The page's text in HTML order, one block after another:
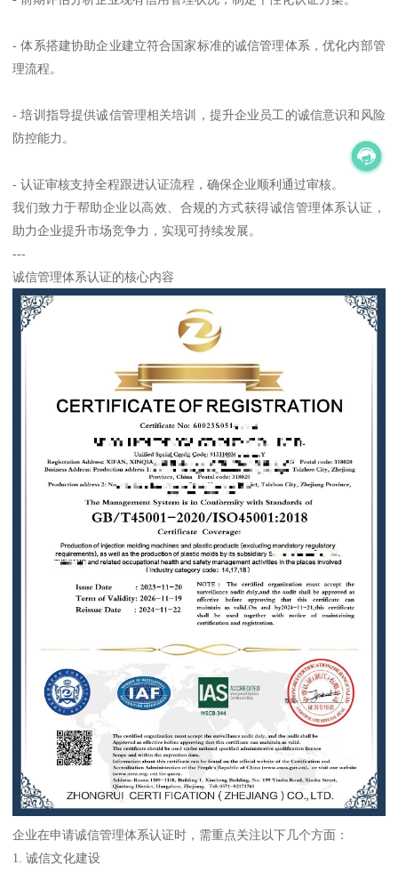
- 体系搭建协助企业建立符合国家标准的诚信管理体系，优化内部管
理流程。
- 培训指导提供诚信管理相关培训，提升企业员工的诚信意识和风险
防控能力。
- 认证审核支持全程跟进认证流程，确保企业顺利通过审核。
我们致力于帮助企业以高效、合规的方式获得诚信管理体系认证，
助力企业提升市场竞争力，实现可持续发展。
---
诚信管理体系认证的核心内容
企业在申请诚信管理体系认证时，需重点关注以下几个方面：
1. 诚信文化建设